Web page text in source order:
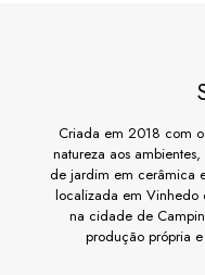
Criada em 2018 com
natureza aos
de jardim em cerâmica
localizada em Vinhedo
na cidade de
produção própria